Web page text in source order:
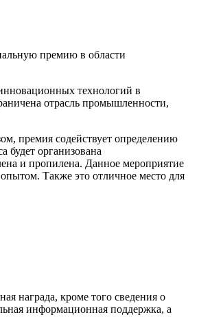
премию в области
технологий в
отрасль промышленности,
премия содействует определению
будет организована
и пропилена. Данное мероприятие
Также это отличное место для
награда, кроме того сведения о
информационная поддержка, а